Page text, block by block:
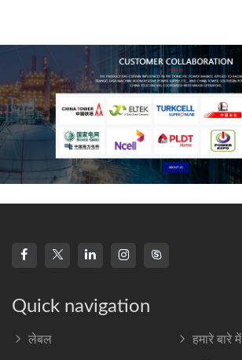
Quick navigation
लेबल हमारे बारे में